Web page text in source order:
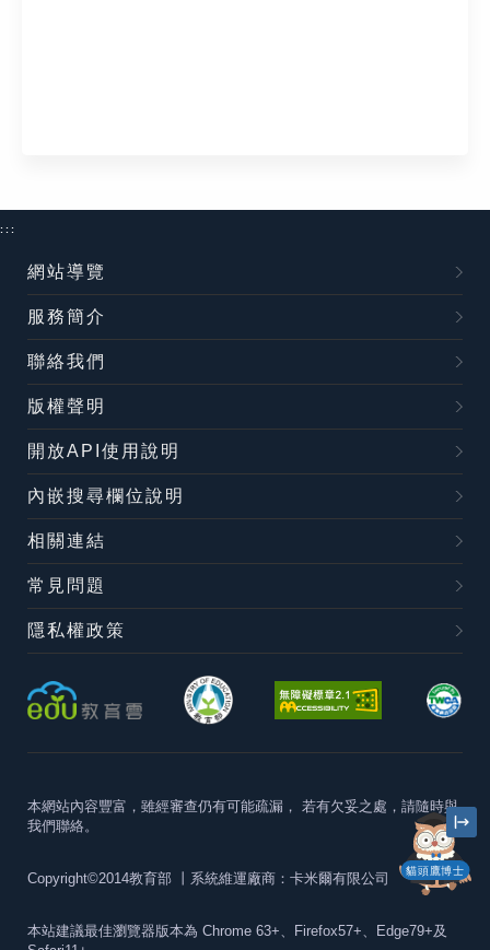
貓頭鷹博士
:::
網站導覽
服務簡介
聯絡我們
版權聲明
開放API使用說明
內嵌搜尋欄位說明
相關連結
常見問題
隱私權政策
本網站內容豐富，雖經審查仍有可能疏漏， 若有欠妥之處，請隨時與
我們聯絡。
Copyright©2014教育部 丨系統維運廠商：卡米爾有限公司
本站建議最佳瀏覽器版本為 Chrome 63+、Firefox57+、Edge79+及